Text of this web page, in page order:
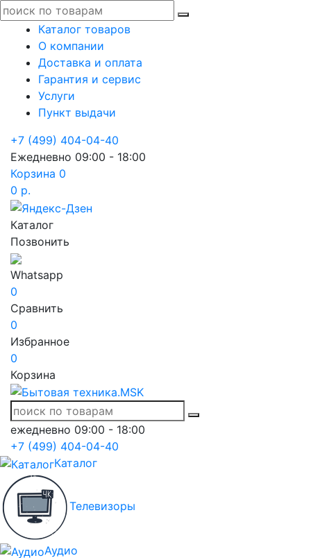
Каталог товаров
О компании
Доставка и оплата
Гарантия и сервис
Услуги
Пункт выдачи
+7 (499) 404-04-40
Ежедневно 09:00 - 18:00
Корзина 0
0 р.
Каталог
Позвонить
Whatsapp
0
Сравнить
0
Избранное
0
Корзина
ежедневно 09:00 - 18:00
+7 (499) 404-04-40
Каталог
Телевизоры
Аудио